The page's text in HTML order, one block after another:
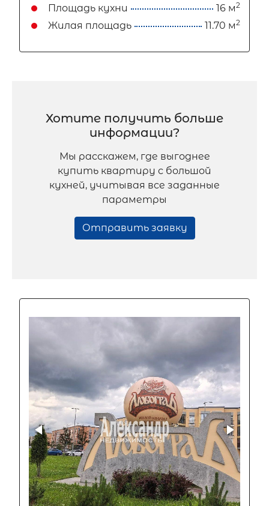
Площадь кухни 16 м2
Жилая площадь 11.70 м2
Хотите получить больше
информации?
Мы расскажем, где выгоднее
купить квартиру с большой
кухней, учитывая все заданные
параметры
Отправить заявку